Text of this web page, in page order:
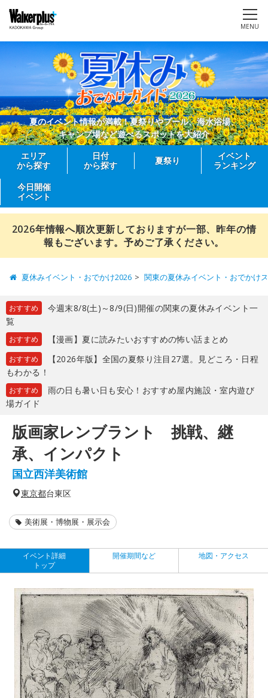
MENU
夏のイベント情報が満載！夏祭りやプール、海水浴場、
キャンプ場など遊べるスポットを大紹介
エリア
から探す
日付
から探す
夏祭り
イベント
ランキング
今日開催
イベント
2026年情報へ順次更新しておりますが一部、昨年の情
報もございます。予めご了承ください。
夏休みイベント・おでかけ2026 関東の夏休みイベント・おでかけ
おすすめ
今週末8/8(土)～8/9(日)開催の関東の夏休みイベント一
覧
おすすめ 【漫画】夏に読みたいおすすめの怖い話まとめ
おすすめ
【2026年版】全国の夏祭り注目27選。見どころ・日程
もわかる！
おすすめ
雨の日も暑い日も安心！おすすめ屋内施設・室内遊び
場ガイド
版画家レンブラント 挑戦、継
承、インパクト
国立西洋美術館
東京都台東区
美術展・博物展・展示会
イベント詳細
トップ
開催期間など 地図・アクセス